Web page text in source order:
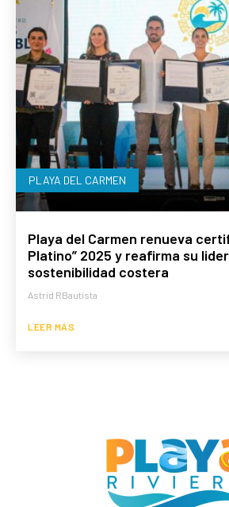
PLAYA DEL CARMEN
Playa del Carmen renueva
Platino” 2025 y reafirma su
sostenibilidad costera
Astrid RBautista
LEER MÁS